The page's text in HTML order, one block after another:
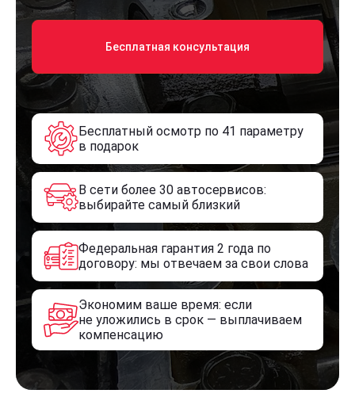
Бесплатная консультация
Бесплатный осмотр по 41 параметру
в подарок
В сети более 30 автосервисов:
выбирайте самый близкий
Федеральная гарантия 2 года по
договору: мы отвечаем за свои слова
Экономим ваше время: если
не уложились в срок — выплачиваем
компенсацию